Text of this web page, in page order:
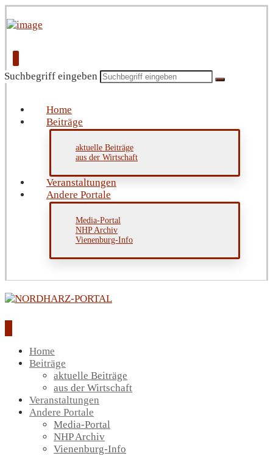
Suchbegriff eingeben
Home
Beiträge
aktuelle Beiträge
aus der Wirtschaft
Veranstaltungen
Andere Portale
Media-Portal
NHP Archiv
Vienenburg-Info
Home
Beiträge
aktuelle Beiträge
aus der Wirtschaft
Veranstaltungen
Andere Portale
Media-Portal
NHP Archiv
Vienenburg-Info